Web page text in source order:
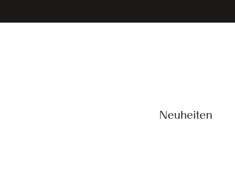
Neuheiten